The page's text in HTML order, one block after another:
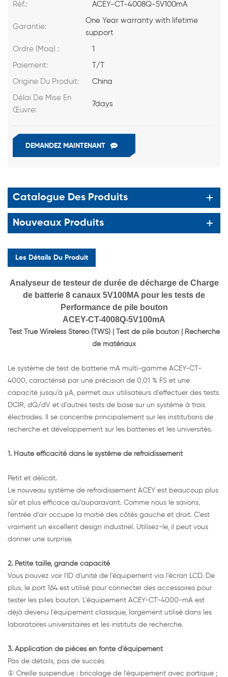
Réf.: ACEY-CT-4008Q-5V100mA
Garantie:
One Year warranty with lifetime
support
Ordre (Moq) : 1
Paiement: T/T
Origine Du Produit: China
Délai De Mise En
Œuvre:
7days
DEMANDEZ MAINTENANT
Catalogue Des Produits
Nouveaux Produits
Les Détails Du Produit
Analyseur de testeur de durée de décharge de Charge
de batterie 8 canaux 5V100MA pour les tests de
Performance de pile bouton
ACEY-CT-4008Q-5V100mA
Test True Wireless Stereo (TWS) | Test de pile bouton | Recherche
de matériaux
Le système de test de batterie mA multi-gamme ACEY-CT-
4000, caractérisé par une précision de 0,01 % FS et une
capacité jusqu'à μA, permet aux utilisateurs d'effectuer des tests
DCIR, dQ/dV et d'autres tests de base sur un système à trois
électrodes. Il se concentre principalement sur les institutions de
recherche et développement sur les batteries et les universités.
1. Haute efficacité dans le système de refroidissement
Petit et délicat.
Le nouveau système de refroidissement ACEY est beaucoup plus
sûr et plus efficace qu'auparavant. Comme nous le savons,
l'entrée d'air occupe la moitié des côtés gauche et droit. C'est
vraiment un excellent design industriel. Utilisez-le, il peut vous
donner une surprise.
2. Petite taille, grande capacité
Vous pouvez voir l'ID d'unité de l'équipement via l'écran LCD. De
plus, le port 164 est utilisé pour connecter des accessoires pour
tester les piles bouton. L'équipement ACEY-CT-4000-mA est
déjà devenu l'équipement classique, largement utilisé dans les
laboratoires universitaires et les instituts de recherche.
3. Application de pièces en fonte d'équipement
Pas de détails, pas de succès
① Oreille suspendue : bricolage de l'équipement avec portique ;